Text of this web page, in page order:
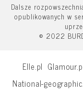
Dalsze
opublikowanych w
© 2022
Elle.pl
National-